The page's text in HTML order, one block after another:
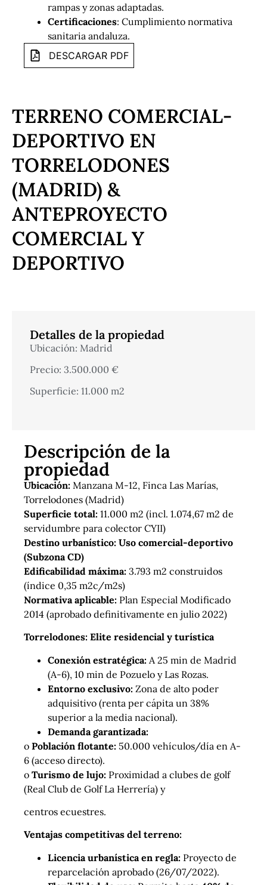
rampas y zonas adaptadas.
Certificaciones: Cumplimiento normativa
sanitaria andaluza.
DESCARGAR PDF
TERRENO COMERCIAL-
DEPORTIVO EN
TORRELODONES
(MADRID) &
ANTEPROYECTO
COMERCIAL Y
DEPORTIVO
Detalles de la propiedad
Ubicación: Madrid
Precio: 3.500.000 €
Superficie: 11.000 m2
Descripción de la
propiedad
Ubicación: Manzana M-12, Finca Las Marías,
Torrelodones (Madrid)
Superficie total: 11.000 m2 (incl. 1.074,67 m2 de
servidumbre para colector CYII)
Destino urbanístico: Uso comercial-deportivo
(Subzona CD)
Edificabilidad máxima: 3.793 m2 construidos
(índice 0,35 m2c/m2s)
Normativa aplicable: Plan Especial Modificado
2014 (aprobado definitivamente en julio 2022)
Torrelodones: Elite residencial y turística
Conexión estratégica: A 25 min de Madrid
(A-6), 10 min de Pozuelo y Las Rozas.
Entorno exclusivo: Zona de alto poder
adquisitivo (renta per cápita un 38%
superior a la media nacional).
Demanda garantizada:
o Población flotante: 50.000 vehículos/día en A-
6 (acceso directo).
o Turismo de lujo: Proximidad a clubes de golf
(Real Club de Golf La Herrería) y
centros ecuestres.
Ventajas competitivas del terreno:
Licencia urbanística en regla: Proyecto de
reparcelación aprobado (26/07/2022).